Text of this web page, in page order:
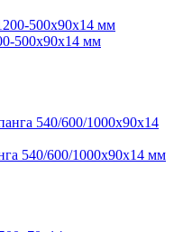
500х90х14 мм
540/600/1000х90х14 мм